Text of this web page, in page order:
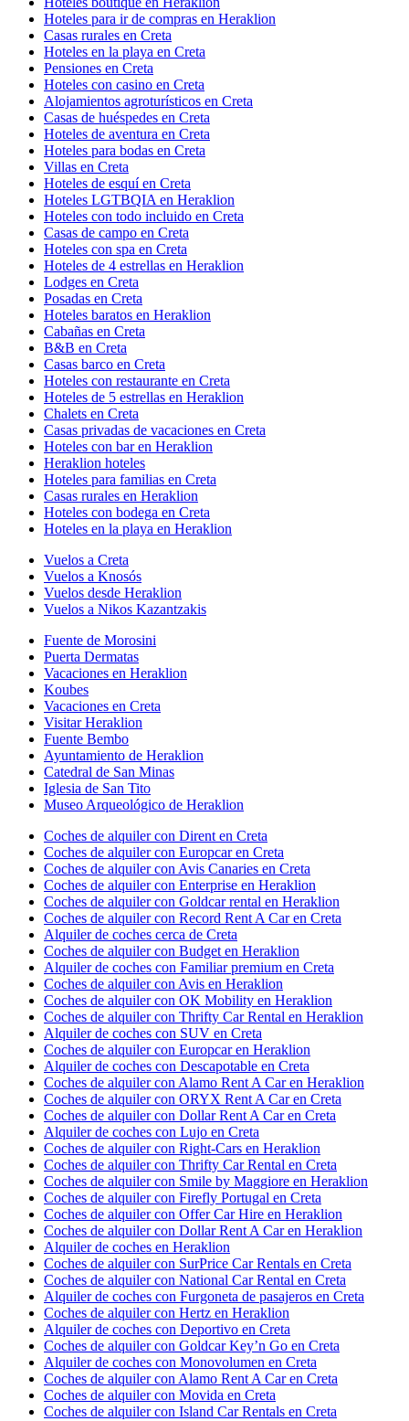
Hoteles para ir de compras en Heraklion
Casas rurales en Creta
Hoteles en la playa en Creta
Pensiones en Creta
Hoteles con casino en Creta
Alojamientos agroturísticos en Creta
Casas de huéspedes en Creta
Hoteles de aventura en Creta
Hoteles para bodas en Creta
Villas en Creta
Hoteles de esquí en Creta
Hoteles LGTBQIA en Heraklion
Hoteles con todo incluido en Creta
Casas de campo en Creta
Hoteles con spa en Creta
Hoteles de 4 estrellas en Heraklion
Lodges en Creta
Posadas en Creta
Hoteles baratos en Heraklion
Cabañas en Creta
B&B en Creta
Casas barco en Creta
Hoteles con restaurante en Creta
Hoteles de 5 estrellas en Heraklion
Chalets en Creta
Casas privadas de vacaciones en Creta
Hoteles con bar en Heraklion
Heraklion hoteles
Hoteles para familias en Creta
Casas rurales en Heraklion
Hoteles con bodega en Creta
Hoteles en la playa en Heraklion
Vuelos a Creta
Vuelos a Knosós
Vuelos desde Heraklion
Vuelos a Nikos Kazantzakis
Fuente de Morosini
Puerta Dermatas
Vacaciones en Heraklion
Koubes
Vacaciones en Creta
Visitar Heraklion
Fuente Bembo
Ayuntamiento de Heraklion
Catedral de San Minas
Iglesia de San Tito
Museo Arqueológico de Heraklion
Coches de alquiler con Dirent en Creta
Coches de alquiler con Europcar en Creta
Coches de alquiler con Avis Canaries en Creta
Coches de alquiler con Enterprise en Heraklion
Coches de alquiler con Goldcar rental en Heraklion
Coches de alquiler con Record Rent A Car en Creta
Alquiler de coches cerca de Creta
Coches de alquiler con Budget en Heraklion
Alquiler de coches con Familiar premium en Creta
Coches de alquiler con Avis en Heraklion
Coches de alquiler con OK Mobility en Heraklion
Coches de alquiler con Thrifty Car Rental en Heraklion
Alquiler de coches con SUV en Creta
Coches de alquiler con Europcar en Heraklion
Alquiler de coches con Descapotable en Creta
Coches de alquiler con Alamo Rent A Car en Heraklion
Coches de alquiler con ORYX Rent A Car en Creta
Coches de alquiler con Dollar Rent A Car en Creta
Alquiler de coches con Lujo en Creta
Coches de alquiler con Right-Cars en Heraklion
Coches de alquiler con Thrifty Car Rental en Creta
Coches de alquiler con Smile by Maggiore en Heraklion
Coches de alquiler con Firefly Portugal en Creta
Coches de alquiler con Offer Car Hire en Heraklion
Coches de alquiler con Dollar Rent A Car en Heraklion
Alquiler de coches en Heraklion
Coches de alquiler con SurPrice Car Rentals en Creta
Coches de alquiler con National Car Rental en Creta
Alquiler de coches con Furgoneta de pasajeros en Creta
Coches de alquiler con Hertz en Heraklion
Alquiler de coches con Deportivo en Creta
Coches de alquiler con Goldcar Key’n Go en Creta
Alquiler de coches con Monovolumen en Creta
Coches de alquiler con Alamo Rent A Car en Creta
Coches de alquiler con Movida en Creta
Coches de alquiler con Island Car Rentals en Creta